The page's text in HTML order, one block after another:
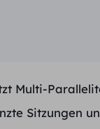
Multi-
Sitzungen